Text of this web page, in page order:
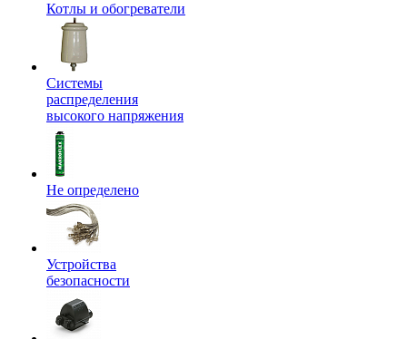
Котлы и обогреватели
Системы
распределения
высокого напряжения
Не определено
Устройства
безопасности